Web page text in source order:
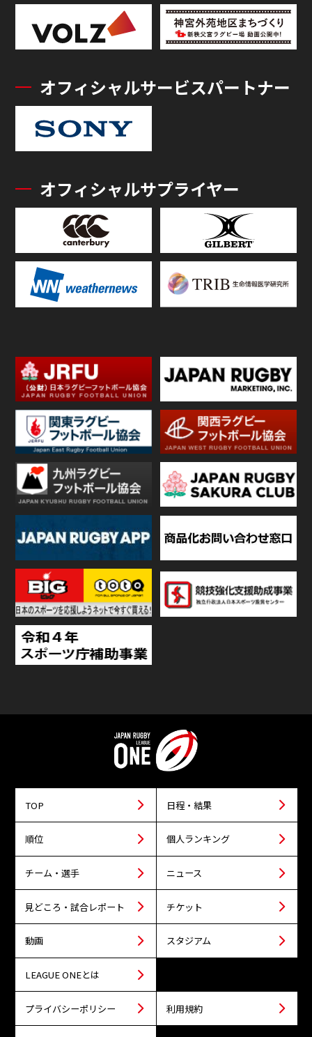
オフィシャルサービスパートナー
オフィシャルサプライヤー
TOP 日程・結果
順位 個人ランキング
チーム・選手 ニュース
見どころ・試合レポート チケット
動画 スタジアム
LEAGUE ONEとは
プライバシーポリシー 利用規約